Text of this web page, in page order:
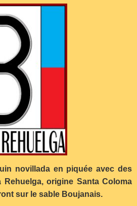
novillada en piquée avec des
Rehuelga, origine Santa Coloma
sur le sable Boujanais.